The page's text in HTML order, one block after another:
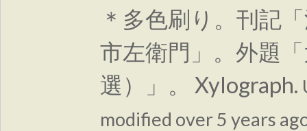
＊多色刷り。刊記
市左衛門」。外題
選）」。 Xylograph.
modified over 5 years